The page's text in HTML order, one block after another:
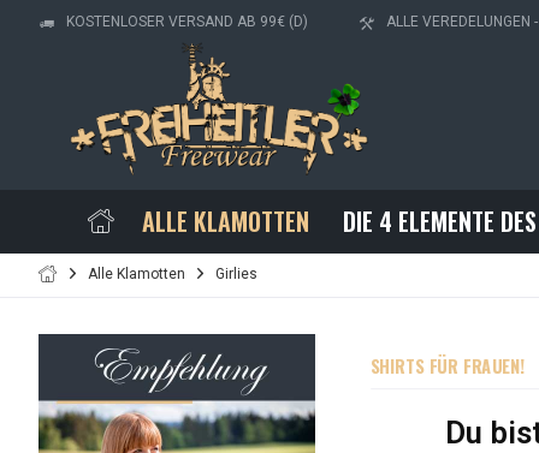
KOSTENLOSER VERSAND AB 99€ (D) ALLE VEREDELUNGEN
ALLE KLAMOTTEN DIE 4 ELEMENTE
Alle Klamotten Girlies
SHIRTS FÜR FRAUEN!
Du